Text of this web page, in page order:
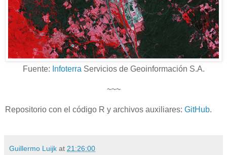
Fuente: Infoterra Servicios de Geoinformación S.A.
~~~
Repositorio con el código R y archivos auxiliares: GitHub.
Guillermo Luijk at 21:26:00